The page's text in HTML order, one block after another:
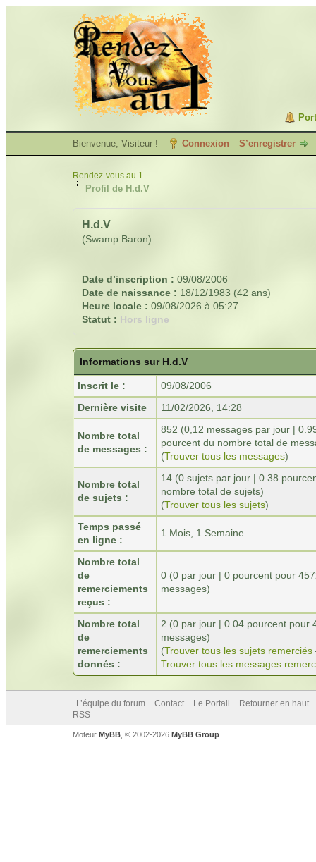
Bienvenue, Visiteur ! Connexion S’enregistrer
Rendez-vous au 1
Profil de H.d.V
H.d.V
(Swamp Baron)
Date d’inscription : 09/08/2006
Date de naissance : 18/12/1983 (42 ans)
Heure locale : 09/08/2026 à 05:27
Statut : Hors ligne
Informations sur H.d.V
Inscrit le :
09/08/2006
Dernière visite
11/02/2026, 14:28
Nombre total
de messages :
852 (0,12 messages par jour |
pourcent du nombre total de
(Trouver tous les messages)
Nombre total
de sujets :
14 (0 sujets par jour | 0.38
nombre total de sujets)
(Trouver tous les sujets)
Temps passé
en ligne :
1 Mois, 1 Semaine
Nombre total
de
remerciements
reçus :
0 (0 par jour | 0 pourcent pour
messages)
Nombre total
de
remerciements
donnés :
2 (0 par jour | 0.04 pourcent pour
messages)
(Trouver tous les sujets remerciés
Trouver tous les messages
L’équipe du forum Contact Le Portail
Retourner en haut
RSS
Moteur MyBB , © 2002-2026 MyBB Group